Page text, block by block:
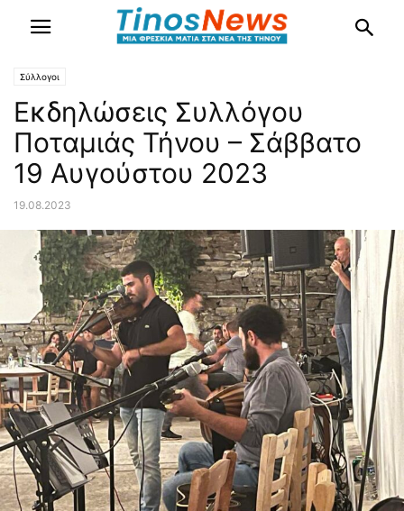
Σύλλογοι
Εκδηλώσεις Συλλόγου
Ποταμιάς Τήνου – Σάββατο
19 Αυγούστου 2023
19.08.2023